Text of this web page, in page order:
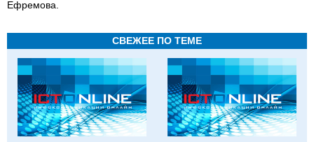
Ефремова.
СВЕЖЕЕ ПО ТЕМЕ